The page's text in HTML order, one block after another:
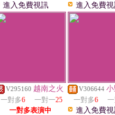
進入免費視訊 進入免費
V295160 越南之火
一對多6 一對一25
一對多表演中
V306644
一對多6
進入免費